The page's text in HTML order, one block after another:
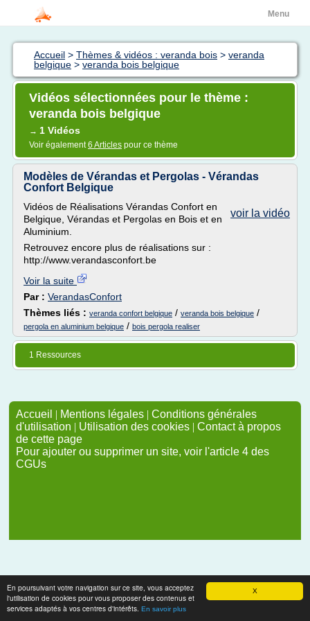
X
En poursuivant votre navigation sur ce site, vous acceptez
l'utilisation de cookies pour vous proposer des contenus et
services adaptés à vos centres d'intérêts. En savoir plus
Menu
Accueil > Thèmes & vidéos : veranda bois > veranda
belgique > veranda bois belgique
Vidéos sélectionnées pour le thème :
veranda bois belgique
→ 1 Vidéos
Voir également6 Articles pour ce thème
Modèles de Vérandas et Pergolas - Vérandas
Confort Belgique
voir la vidéo
Vidéos de Réalisations Vérandas Confort en
Belgique, Vérandas et Pergolas en Bois et en
Aluminium.
Retrouvez encore plus de réalisations sur :
http://www.verandasconfort.be
Voir la suite
Par : VerandasConfort
Thèmes liés : veranda confort belgique / veranda bois belgique /
pergola en aluminium belgique / bois pergola realiser
1 Ressources
Accueil | Mentions légales | Conditions générales
d'utilisation | Utilisation des cookies | Contact à propos
de cette page
Pour ajouter ou supprimer un site, voir l'article 4 des
CGUs